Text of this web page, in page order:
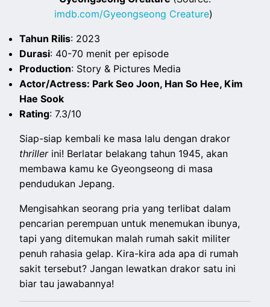
imdb.com/Gyeongseong Creature)
Tahun Rilis: 2023
Durasi: 40-70 menit per episode
Production: Story & Pictures Media
Actor/Actress: Park Seo Joon, Han So Hee, Kim
Hae Sook
Rating: 7.3/10
Siap-siap kembali ke masa lalu dengan drakor
thrillerini! Berlatar belakang tahun 1945, akan
membawa kamu ke Gyeongseong di masa
pendudukan Jepang.
Mengisahkan seorang pria yang terlibat dalam
pencarian perempuan untuk menemukan ibunya,
tapi yang ditemukan malah rumah sakit militer
penuh rahasia gelap. Kira-kira ada apa di rumah
sakit tersebut? Jangan lewatkan drakor satu ini
biar tau jawabannya!